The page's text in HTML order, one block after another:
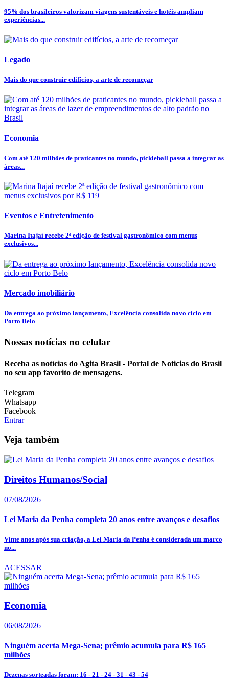
95% dos brasileiros valorizam viagens sustentáveis e hotéis ampliam
experiências...
Legado
Mais do que construir edifícios, a arte de recomeçar
Economia
Com até 120 milhões de praticantes no mundo, pickleball passa a integrar as
áreas...
Eventos e Entretenimento
Marina Itajaí recebe 2ª edição de festival gastronômico com menus
exclusivos...
Mercado imobiliário
Da entrega ao próximo lançamento, Excelência consolida novo ciclo em
Porto Belo
Nossas notícias no celular
Receba as notícias do Agita Brasil - Portal de Noticias do Brasil
no seu app favorito de mensagens.
Telegram
Whatsapp
Facebook
Entrar
Veja também
Direitos Humanos/Social
07/08/2026
Lei Maria da Penha completa 20 anos entre avanços e desafios
Vinte anos após sua criação, a Lei Maria da Penha é considerada um marco
no...
ACESSAR
Economia
06/08/2026
Ninguém acerta Mega-Sena; prêmio acumula para R$ 165
milhões
Dezenas sorteadas foram: 16 - 21 - 24 - 31 - 43 - 54